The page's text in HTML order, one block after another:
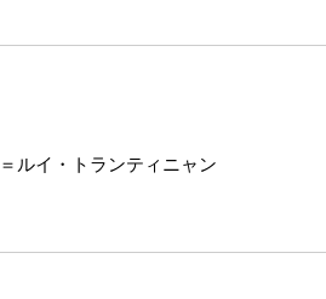
ルイ・トランティニャン